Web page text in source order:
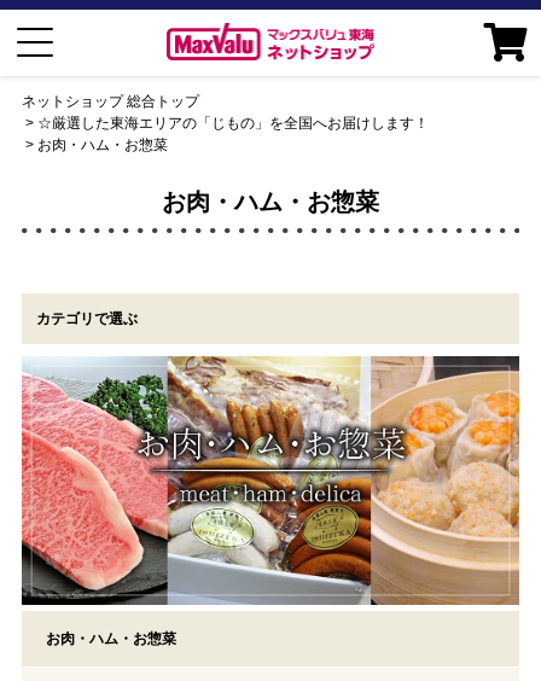
ネットショップ 総合トップ
☆厳選した東海エリアの「じもの」を全国へお届けします！
お肉・ハム・お惣菜
お肉・ハム・お惣菜
カテゴリで選ぶ
お肉・ハム・お惣菜